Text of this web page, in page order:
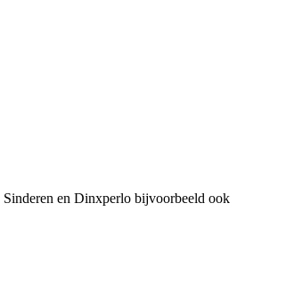
en Dinxperlo bijvoorbeeld ook